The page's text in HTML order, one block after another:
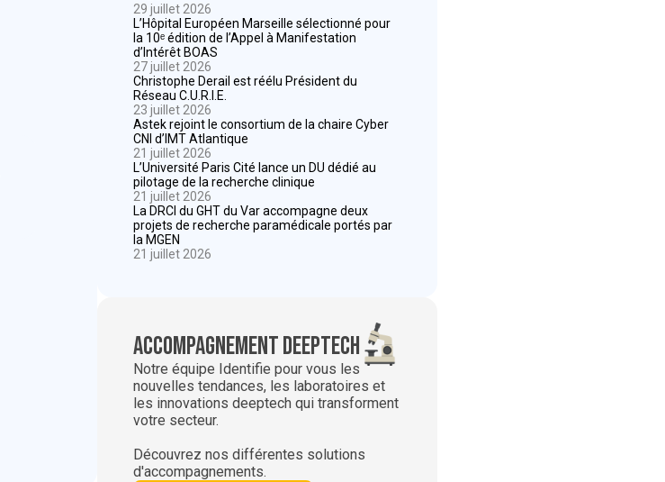
29 juillet 2026
L’Hôpital Européen Marseille sélectionné pour
la 10ᵉ édition de l’Appel à Manifestation
d’Intérêt BOAS
27 juillet 2026
Christophe Derail est réélu Président du
Réseau C.U.R.I.E.
23 juillet 2026
Astek rejoint le consortium de la chaire Cyber
CNI d’IMT Atlantique
21 juillet 2026
L’Université Paris Cité lance un DU dédié au
pilotage de la recherche clinique
21 juillet 2026
La DRCI du GHT du Var accompagne deux
projets de recherche paramédicale portés par
la MGEN
21 juillet 2026
Accompagnement deeptech
Notre équipe Identifie pour vous les
nouvelles tendances, les laboratoires et
les innovations deeptech qui transforment
votre secteur.
Découvrez nos différentes solutions
d'accompagnements.